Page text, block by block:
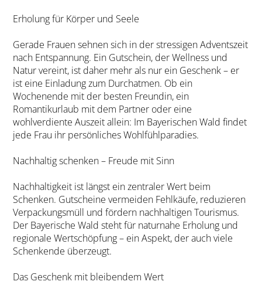
Erholung für Körper und Seele
Gerade Frauen sehnen sich in der stressigen Adventszeit
nach Entspannung. Ein Gutschein, der Wellness und
Natur vereint, ist daher mehr als nur ein Geschenk – er
ist eine Einladung zum Durchatmen. Ob ein
Wochenende mit der besten Freundin, ein
Romantikurlaub mit dem Partner oder eine
wohlverdiente Auszeit allein: Im Bayerischen Wald findet
jede Frau ihr persönliches Wohlfühlparadies.
Nachhaltig schenken – Freude mit Sinn
Nachhaltigkeit ist längst ein zentraler Wert beim
Schenken. Gutscheine vermeiden Fehlkäufe, reduzieren
Verpackungsmüll und fördern nachhaltigen Tourismus.
Der Bayerische Wald steht für naturnahe Erholung und
regionale Wertschöpfung – ein Aspekt, der auch viele
Schenkende überzeugt.
Das Geschenk mit bleibendem Wert